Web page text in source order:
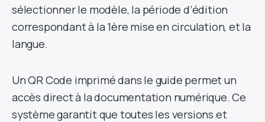
sélectionner le modèle, la période d’édition
correspondant à la 1ère mise en circulation, et la
langue.
Un QR Code imprimé dans le guide permet un
accès direct à la documentation numérique. Ce
système garantit que toutes les versions et